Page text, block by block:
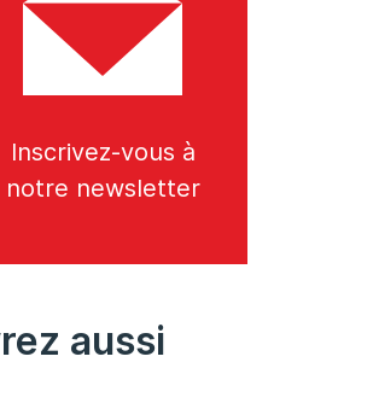
Inscrivez-vous à
notre newsletter
aussi